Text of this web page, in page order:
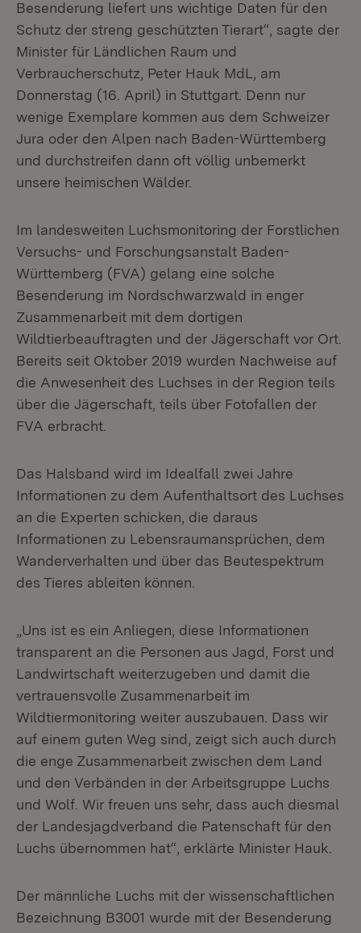
Besenderung liefert uns wichtige Daten für den
Schutz der streng geschützten Tierart“, sagte der
Minister für Ländlichen Raum und
Verbraucherschutz, Peter Hauk MdL, am
Donnerstag (16. April) in Stuttgart. Denn nur
wenige Exemplare kommen aus dem Schweizer
Jura oder den Alpen nach Baden-Württemberg
und durchstreifen dann oft völlig unbemerkt
unsere heimischen Wälder.
Im landesweiten Luchsmonitoring der Forstlichen
Versuchs- und Forschungsanstalt Baden-
Württemberg (FVA) gelang eine solche
Besenderung im Nordschwarzwald in enger
Zusammenarbeit mit dem dortigen
Wildtierbeauftragten und der Jägerschaft vor Ort.
Bereits seit Oktober 2019 wurden Nachweise auf
die Anwesenheit des Luchses in der Region teils
über die Jägerschaft, teils über Fotofallen der
FVA erbracht.
Das Halsband wird im Idealfall zwei Jahre
Informationen zu dem Aufenthaltsort des Luchses
an die Experten schicken, die daraus
Informationen zu Lebensraumansprüchen, dem
Wanderverhalten und über das Beutespektrum
des Tieres ableiten können.
„Uns ist es ein Anliegen, diese Informationen
transparent an die Personen aus Jagd, Forst und
Landwirtschaft weiterzugeben und damit die
vertrauensvolle Zusammenarbeit im
Wildtiermonitoring weiter auszubauen. Dass wir
auf einem guten Weg sind, zeigt sich auch durch
die enge Zusammenarbeit zwischen dem Land
und den Verbänden in der Arbeitsgruppe Luchs
und Wolf. Wir freuen uns sehr, dass auch diesmal
der Landesjagdverband die Patenschaft für den
Luchs übernommen hat“, erklärte Minister Hauk.
Der männliche Luchs mit der wissenschaftlichen
Bezeichnung B3001 wurde mit der Besenderung